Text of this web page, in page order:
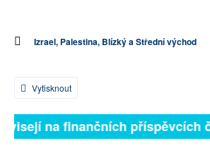
Izrael, Palestina, Blízký a Střední východ
Vytisknout
na finančních příspěvcích